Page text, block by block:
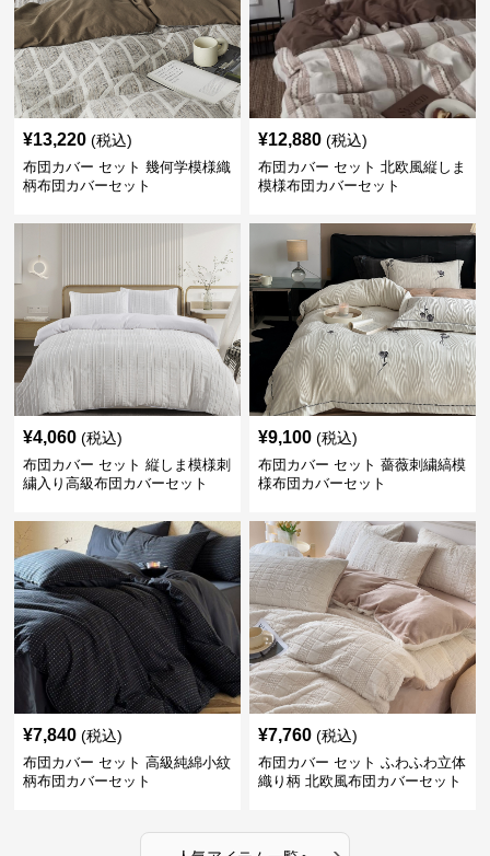
¥13,220 (税込)
布団カバー セット 幾何学模様織
柄布団カバーセット
¥12,880 (税込)
布団カバー セット 北欧風縦しま
模様布団カバーセット
¥4,060 (税込)
布団カバー セット 縦しま模様刺
繍入り高級布団カバーセット
¥9,100 (税込)
布団カバー セット 薔薇刺繍縞模
様布団カバーセット
¥7,840 (税込)
布団カバー セット 高級純綿小紋
柄布団カバーセット
¥7,760 (税込)
布団カバー セット ふわふわ立体
織り柄 北欧風布団カバーセット